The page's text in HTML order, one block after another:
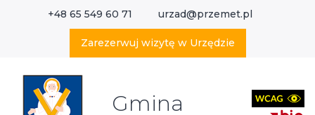
+48 65 549 60 71 urzad@przemet.pl
Zarezerwuj wizytę w Urzędzie
Gmina
Wyszukaj w serwisie